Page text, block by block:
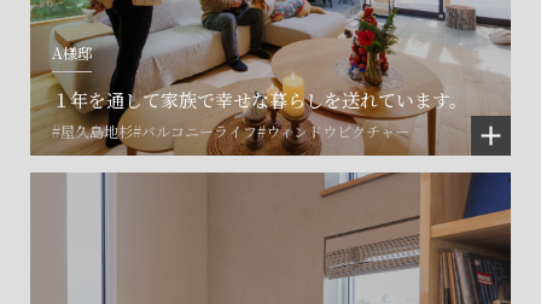
A様邸
１年を通して家族で幸せな暮らしを送れています。
#屋久島地杉#バルコニーライフ#ウィンドウピクチャー